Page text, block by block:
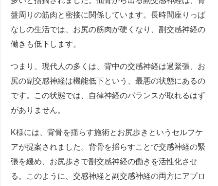
盤周りの筋肉と密接に関係しています。長時間座りっぱ
なしの生活では、お尻の筋肉が硬くなり、副交感神経の
働きも低下します。
つまり、現代人の多くは、背中の交感神経は過緊張、お
尻の副交感神経は機能低下という、最悪の状態にあるの
です。この状態では、自律神経のバランスが取れるはず
がありません。
K様には、背骨を揺らす施術とお尻歩きというセルフケ
アが提案されました。背骨を揺らすことで交感神経の緊
張を緩め、お尻歩きで副交感神経の働きを活性化させ
る。このように、交感神経と副交感神経の両方にアプロ